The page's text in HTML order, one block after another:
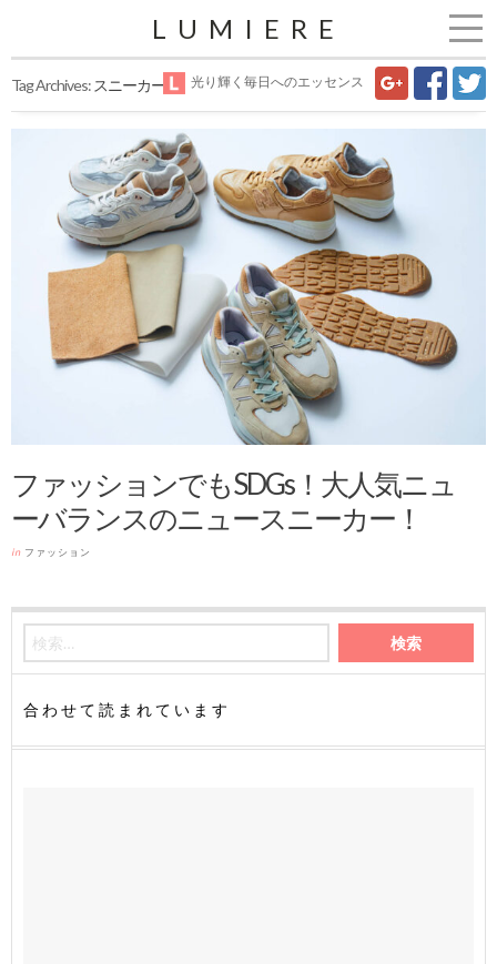
LUMIERE
光り輝く毎日へのエッセンス
Tag Archives: スニーカー
ファッションでもSDGs！大人気ニュ
ーバランスのニュースニーカー！
in ファッション
合わせて読まれています